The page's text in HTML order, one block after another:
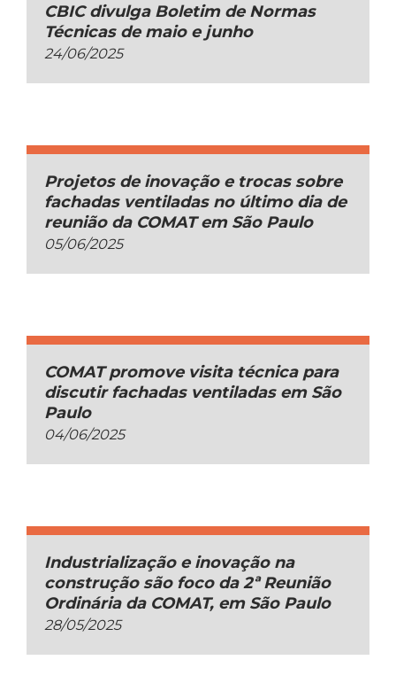
CBIC divulga Boletim de Normas
Técnicas de maio e junho
24/06/2025
Projetos de inovação e trocas sobre
fachadas ventiladas no último dia de
reunião da COMAT em São Paulo
05/06/2025
COMAT promove visita técnica para
discutir fachadas ventiladas em São
Paulo
04/06/2025
Industrialização e inovação na
construção são foco da 2ª Reunião
Ordinária da COMAT, em São Paulo
28/05/2025